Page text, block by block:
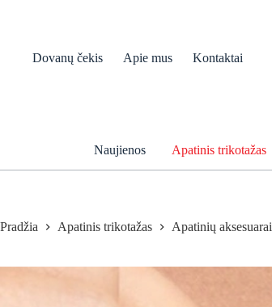
Dovanų čekis
Apie mus Kontaktai
Naujienos Apatinis trikotažas
Pradžia Apatinis trikotažas Apatinių aksesuarai